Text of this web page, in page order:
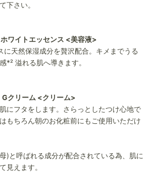
下さい。
ワイトエッセンス <美容液>
に天然保湿成分を贅沢配合。キメまでうる
*² 溢れる肌へ導きます。
クリーム <クリーム>
にフタをします。さらっとしたつけ心地で
もちろん朝のお化粧前にもご使用いただけ
)と呼ばれる成分が配合されている為、肌に
見えます。